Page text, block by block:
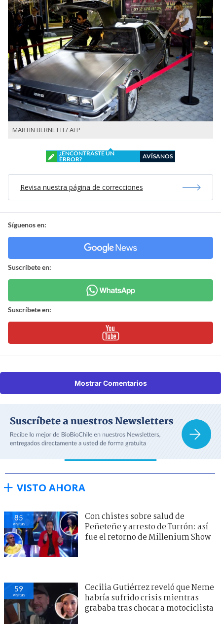
MARTIN BERNETTI / AFP
¿ENCONTRASTE UN
ERROR?
AVÍSANOS
Revisa nuestra página de correcciones
Síguenos en:
Suscríbete en:
Suscríbete en:
Mostrar Comentarios
VISTO AHORA
85
visitas
Con chistes sobre salud de
Peñeteñe y arresto de Turrón: así
fue el retorno de Millenium Show
59
visitas
Cecilia Gutiérrez reveló que Neme
habría sufrido crisis mientras
grababa tras chocar a motociclista